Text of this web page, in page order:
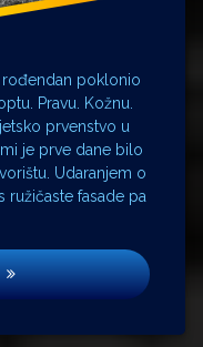
rođendan poklonio
Pravu. Kožnu.
prvenstvo u
je prve dane bilo
Udaranjem o
ružičaste fasade pa
sa sirom